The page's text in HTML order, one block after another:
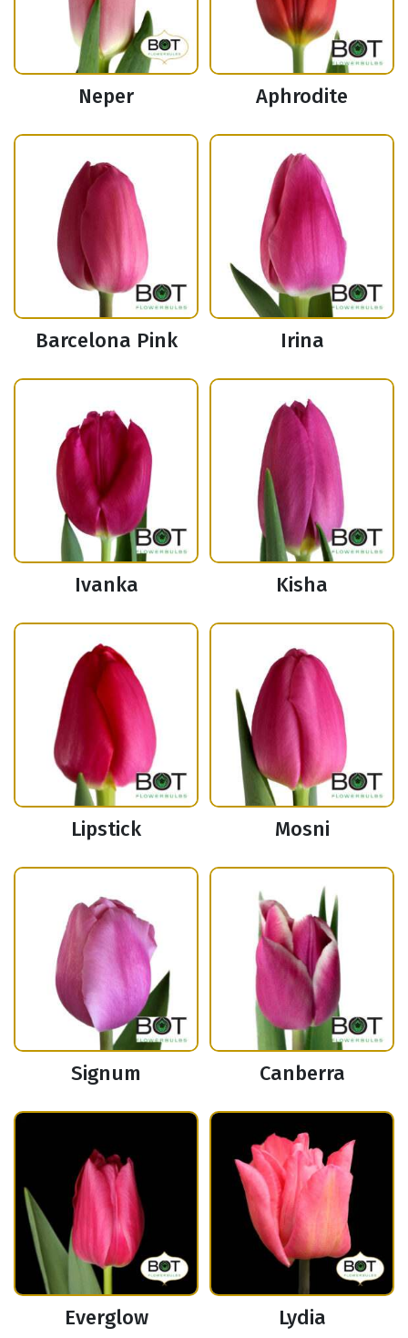
Neper Aphrodite
Barcelona Pink Irina
Ivanka Kisha
Lipstick Mosni
Signum Canberra
Everglow Lydia